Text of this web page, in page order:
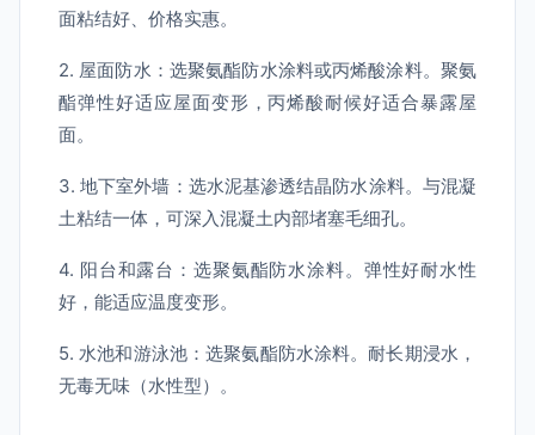
面粘结好、价格实惠。
2. 屋面防水：选聚氨酯防水涂料或丙烯酸涂料。聚氨
酯弹性好适应屋面变形，丙烯酸耐候好适合暴露屋
面。
3. 地下室外墙：选水泥基渗透结晶防水涂料。与混凝
土粘结一体，可深入混凝土内部堵塞毛细孔。
4. 阳台和露台：选聚氨酯防水涂料。弹性好耐水性
好，能适应温度变形。
5. 水池和游泳池：选聚氨酯防水涂料。耐长期浸水，
无毒无味（水性型）。